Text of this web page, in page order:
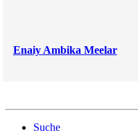
Enaiy Ambika Meelar
Suche